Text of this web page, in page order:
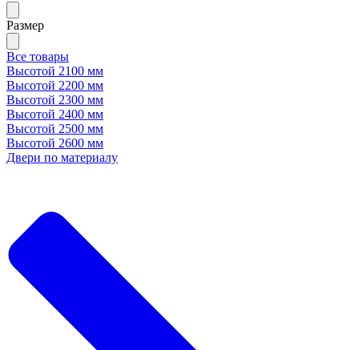
Размер
Все товары
Высотой 2100 мм
Высотой 2200 мм
Высотой 2300 мм
Высотой 2400 мм
Высотой 2500 мм
Высотой 2600 мм
Двери по материалу